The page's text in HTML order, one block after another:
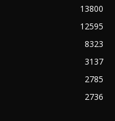
13800
12595
8323
3137
2785
2736